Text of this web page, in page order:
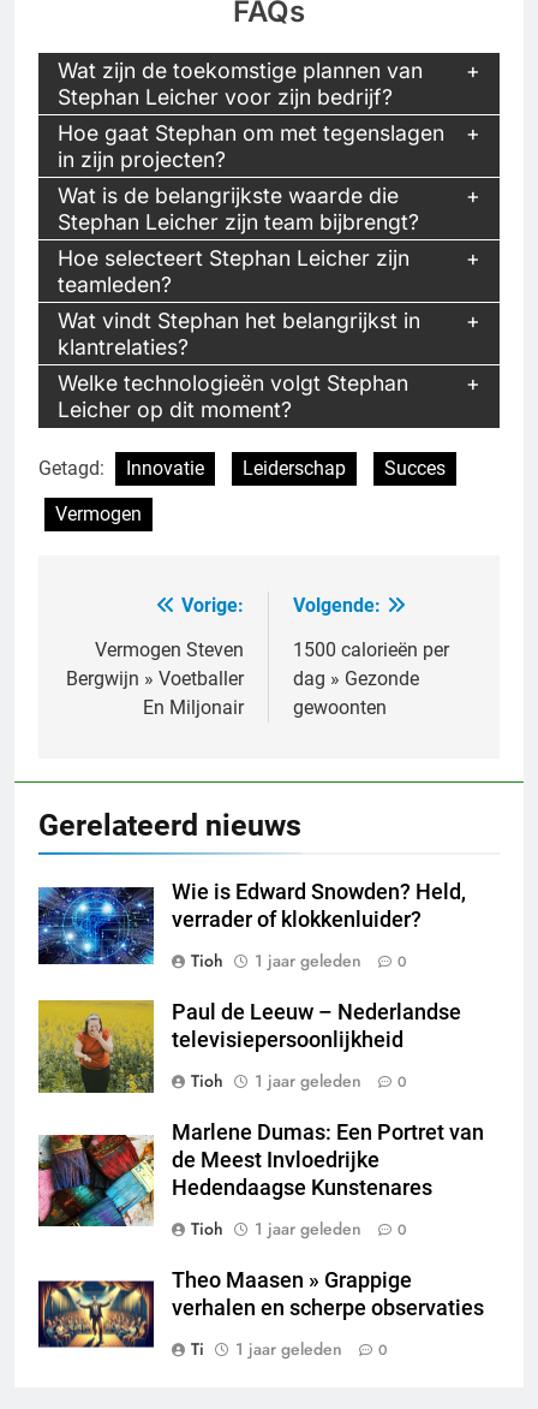
FAQs
Wat zijn de toekomstige plannen van
Stephan Leicher voor zijn bedrijf?
Hoe gaat Stephan om met tegenslagen
in zijn projecten?
Wat is de belangrijkste waarde die
Stephan Leicher zijn team bijbrengt?
Hoe selecteert Stephan Leicher zijn
teamleden?
Wat vindt Stephan het belangrijkst in
klantrelaties?
Welke technologieën volgt Stephan
Leicher op dit moment?
Getagd: Innovatie Leiderschap
Succes
Vermogen
navigatie
Vorige:
Vermogen Steven
Bergwijn » Voetballer
En Miljonair
Volgende:
1500 calorieën per
dag » Gezonde
gewoonten
Gerelateerd nieuws
Wie is Edward Snowden? Held,
verrader of klokkenluider?
Tioh
1 jaar geleden 0
Paul de Leeuw – Nederlandse
televisiepersoonlijkheid
Tioh
1 jaar geleden 0
Marlene Dumas: Een Portret van
de Meest Invloedrijke
Hedendaagse Kunstenares
Tioh
1 jaar geleden 0
Theo Maasen » Grappige
verhalen en scherpe observaties
Ti
1 jaar geleden 0